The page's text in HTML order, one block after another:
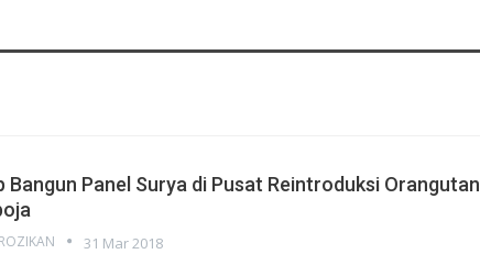
Bangun Panel Surya di Pusat Reintroduksi Orangutan
31 Mar 2018